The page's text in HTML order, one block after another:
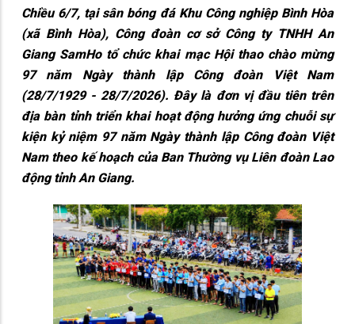
Chiều 6/7, tại sân bóng đá Khu Công nghiệp Bình Hòa
(xã Bình Hòa), Công đoàn cơ sở Công ty TNHH An
Giang SamHo tổ chức khai mạc Hội thao chào mừng
97 năm Ngày thành lập Công đoàn Việt Nam
(28/7/1929 - 28/7/2026). Đây là đơn vị đầu tiên trên
địa bàn tỉnh triển khai hoạt động hưởng ứng chuỗi sự
kiện kỷ niệm 97 năm Ngày thành lập Công đoàn Việt
Nam theo kế hoạch của Ban Thường vụ Liên đoàn Lao
động tỉnh An Giang.